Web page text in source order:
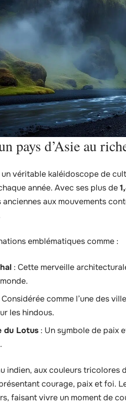
pays d’Asie au
véritable kaléidoscope de
année. Avec ses plus de
aux mouvements
emblématiques comme :
: Cette merveille
Considérée comme l’une des
les hindous.
du Lotus : Un symbole de paix
indien, aux couleurs tricolores
courage, paix et foi.
faisant vivre un moment de